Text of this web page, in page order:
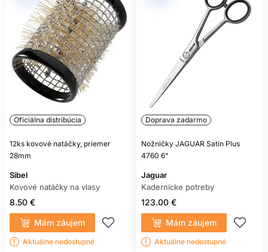
Oficiálna distribúcia
12ks kovové natáčky, priemer
28mm
Sibel
Kovové natáčky na vlasy
8.50 €
Mám záujem
Aktuálne nedostupné
Doprava zadarmo
Nožničky JAGUAR Satin Plus
4760 6"
Jaguar
Kadernícke potreby
123.00 €
Mám záujem
Aktuálne nedostupné